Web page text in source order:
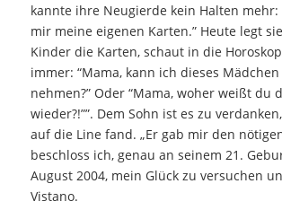
kannte ihre Neugierde kein Halten mehr:
mir meine eigenen Karten.” Heute legt
Kinder die Karten, schaut in die
immer: “Mama, kann ich dieses
nehmen?” Oder “Mama, woher weißt du
wieder?!””. Dem Sohn ist es zu
auf die Line fand. „Er gab mir den
beschloss ich, genau an seinem 21.
August 2004, mein Glück zu versuchen
Vistano.